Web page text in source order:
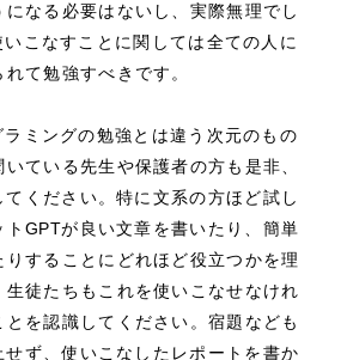
なる必要はないし、実際無理でし
いこなすことに関しては全ての人に
て勉強すべきです。
ミングの勉強とは違う次元のもの
ている先生や保護者の方も是非、
てください。特に文系の方ほど試し
トGPTが良い文章を書いたり、簡単
することにどれほど役立つかを理
徒たちもこれを使いこなせなけれ
を認識してください。宿題なども
せず、使いこなしたレポートを書か